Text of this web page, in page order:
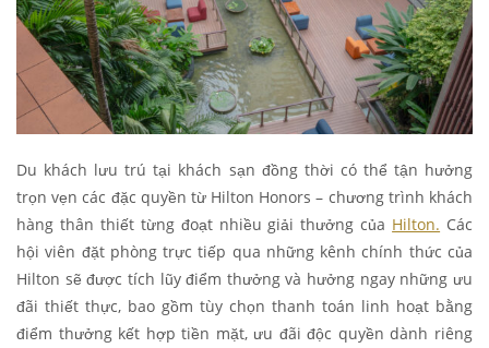
Du khách lưu trú tại khách sạn đồng thời có thể tận hưởng
trọn vẹn các đặc quyền từ Hilton Honors – chương trình khách
hàng thân thiết từng đoạt nhiều giải thưởng của Hilton. Các
hội viên đặt phòng trực tiếp qua những kênh chính thức của
Hilton sẽ được tích lũy điểm thưởng và hưởng ngay những ưu
đãi thiết thực, bao gồm tùy chọn thanh toán linh hoạt bằng
điểm thưởng kết hợp tiền mặt, ưu đãi độc quyền dành riêng